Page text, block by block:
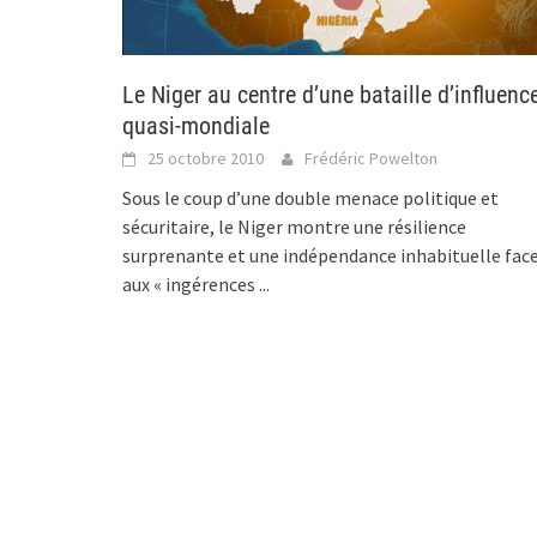
Le Niger au centre d’une bataille
quasi-mondiale
25 octobre 2010 Frédéric Powelton
Sous le coup d’une double menace politique et
sécuritaire, le Niger montre une résilience
surprenante et une indépendance inhabituelle
aux « ingérences ...